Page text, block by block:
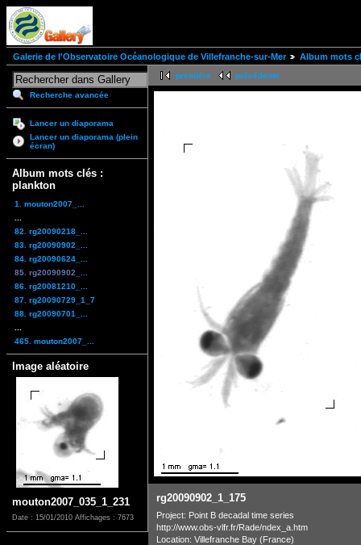
Galerie de l'Observatoire Océanologique de Villefranche-sur-Mer Album mots
Recherche avancée
Lancer un diaporama
Lancer un diaporama (plein
écran)
Album mots clés :
plankton
1. mouton2007_...
82. rg20090218_...
83. rg20090902_...
84. rg20090624_...
85. rg20090902_...
86. rg20081210_...
87. rg20090729_1_7
88. rg20090701_...
465. mouton2007_...
Image aléatoire
mouton2007_035_1_231
Date : 15/01/2010 Affichages : 7673
première précédente
rg20090902_1_175
Project: Point B decadal time series
http://www.obs-vlfr.fr/Rade/ndex_a.htm
Location: Villefranche Bay (France)